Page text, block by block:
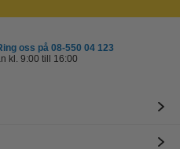
oss på 08-550 04 123
kl. 9:00 till 16:00